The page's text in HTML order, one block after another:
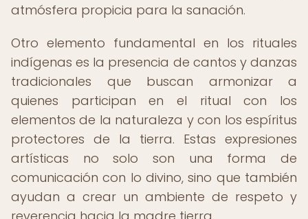
atmósfera propicia para la sanación.
Otro elemento fundamental en los rituales
indígenas es la presencia de cantos y danzas
tradicionales que buscan armonizar a
quienes participan en el ritual con los
elementos de la naturaleza y con los espíritus
protectores de la tierra. Estas expresiones
artísticas no solo son una forma de
comunicación con lo divino, sino que también
ayudan a crear un ambiente de respeto y